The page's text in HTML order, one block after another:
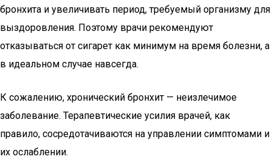
бронхита и увеличивать период, требуемый организму для
выздоровления. Поэтому врачи рекомендуют
отказываться от сигарет как минимум на время болезни, а
в идеальном случае навсегда.
К сожалению, хронический бронхит — неизлечимое
заболевание. Терапевтические усилия врачей, как
правило, сосредотачиваются на управлении симптомами и
их ослаблении.